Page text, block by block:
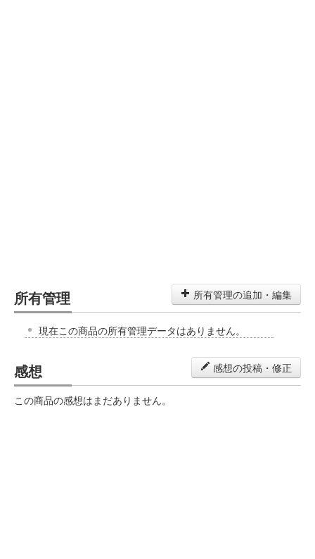
所有管理 所有管理の追加・編集
現在この商品の所有管理データはありません。
感想 感想の投稿・修正
この商品の感想はまだありません。